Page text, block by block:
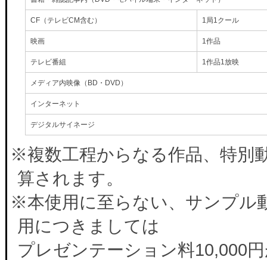
CF（テレビCM含む） 1局1クール
映画 1作品
テレビ番組 1作品1放映
メディア内映像（BD・DVD）
インターネット
デジタルサイネージ
※複数工程からなる作品、特別
算されます。
※本使用に至らない、サンプル
用につきましては
プレゼンテーション料10,000